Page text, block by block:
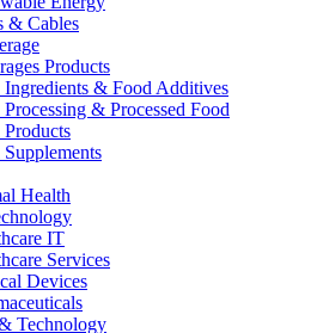
& Cables
Products
Ingredients & Food Additives
& Processed Food
Health
IT
Services
Devices
Technology